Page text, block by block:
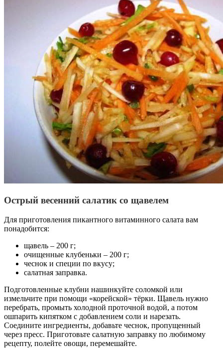
Острый весенний салатик со щавелем
Для приготовления пикантного витаминного салата вам
понадобится:
щавель – 200 г;
очищенные клубеньки – 200 г;
чеснок и специи по вкусу;
салатная заправка.
Подготовленные клубни нашинкуйте соломкой или
измельчите при помощи «корейской» тёрки. Щавель нужно
перебрать, промыть холодной проточной водой, а потом
ошпарить кипятком с добавлением соли и нарезать.
Соедините ингредиенты, добавьте чеснок, пропущенный
через пресс. Приготовьте салатную заправку по любимому
рецепту, полейте овощи, перемешайте.